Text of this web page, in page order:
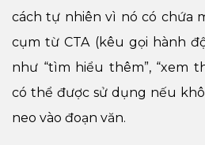
cách tự nhiên vì nó có chứa
cụm từ CTA (kêu gọi hành
như “tìm hiểu thêm”, “xem
có thể được sử dụng nếu
neo vào đoạn văn.